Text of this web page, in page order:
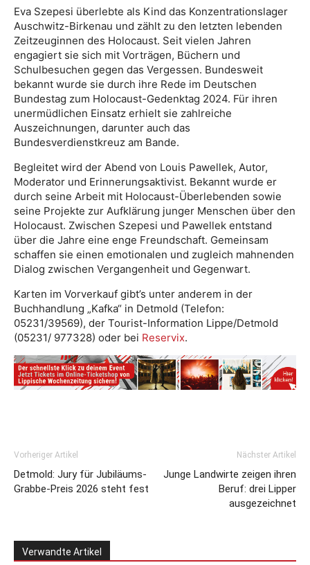
Eva Szepesi überlebte als Kind das Konzentrationslager
Auschwitz-Birkenau und zählt zu den letzten lebenden
Zeitzeuginnen des Holocaust. Seit vielen Jahren
engagiert sie sich mit Vorträgen, Büchern und
Schulbesuchen gegen das Vergessen. Bundesweit
bekannt wurde sie durch ihre Rede im Deutschen
Bundestag zum Holocaust-Gedenktag 2024. Für ihren
unermüdlichen Einsatz erhielt sie zahlreiche
Auszeichnungen, darunter auch das
Bundesverdienstkreuz am Bande.
Begleitet wird der Abend von Louis Pawellek, Autor,
Moderator und Erinnerungsaktivist. Bekannt wurde er
durch seine Arbeit mit Holocaust-Überlebenden sowie
seine Projekte zur Aufklärung junger Menschen über den
Holocaust. Zwischen Szepesi und Pawellek entstand
über die Jahre eine enge Freundschaft. Gemeinsam
schaffen sie einen emotionalen und zugleich mahnenden
Dialog zwischen Vergangenheit und Gegenwart.
Karten im Vorverkauf gibt’s unter anderem in der
Buchhandlung „Kafka“ in Detmold (Telefon:
05231/39569), der Tourist-Information Lippe/Detmold
(05231/ 977328) oder bei Reservix.
Vorheriger Artikel
Detmold: Jury für Jubiläums-
Grabbe-Preis 2026 steht fest
Nächster Artikel
Junge Landwirte zeigen ihren
Beruf: drei Lipper
ausgezeichnet
Verwandte Artikel